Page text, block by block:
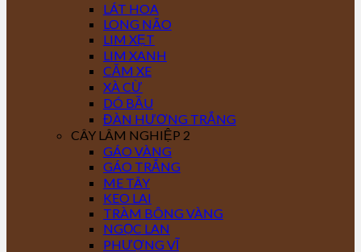
LÁT HOA
LONG NÃO
LIM XẸT
LIM XANH
CĂM XE
XÀ CỪ
DÓ BẦU
ĐÀN HƯƠNG TRẮNG
CÂY LÂM NGHIỆP 2
GÁO VÀNG
GÁO TRẮNG
ME TÂY
KEO LAI
TRÀM BÔNG VÀNG
NGỌC LAN
PHƯỢNG VĨ